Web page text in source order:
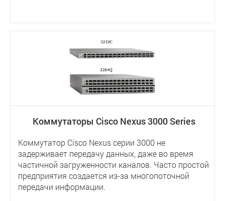
Коммутаторы Cisco Nexus 3000 Series
Коммутатор Cisco Nexus серии 3000 не
задерживает передачу данных, даже во время
частичной загруженности каналов. Часто простой
предприятия создается из-за многопоточной
передачи информации.